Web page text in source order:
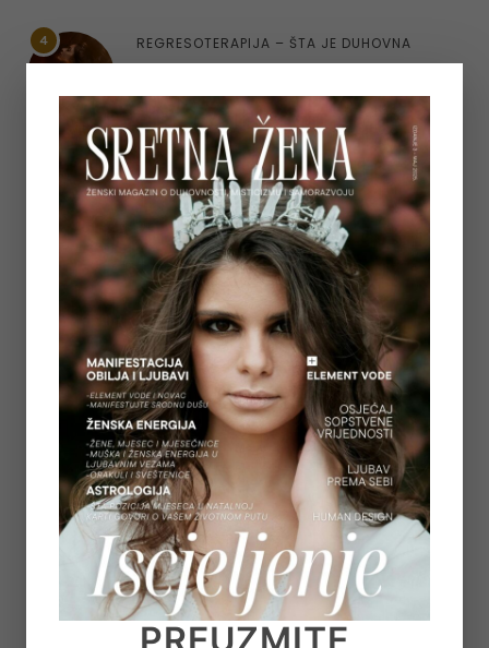
4
REGRESOTERAPIJA – ŠTA JE DUHOVNA
ŽIVOTA MOGU POMOĆI
July 7, 2026
REGULACIJA ŽIVČANOG SUSTAVA – ZAŠTO
OSJEĆAMO STRAH KADA NAM SE OSTVARUJU
SNOVI
July 6, 2026
TAROT PORUKE ZA SVE ZNAKOVE ZODIJAKA –
LJETO 2026.
on June 25, 2026
KAKO OTPUSTITI POTREBU ZA KONTROLOM I
NAUČITI VJEROVATI SVOM UNUTARNJEM
GLASU
June 22, 2026